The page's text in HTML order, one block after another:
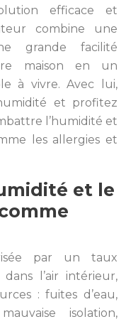
efficace et
combine une
grande facilité
maison en un
à vivre. Avec lui,
et profitez
l’humidité et
les allergies et
et le
par un taux
l’air intérieur,
: fuites d’eau,
isolation,